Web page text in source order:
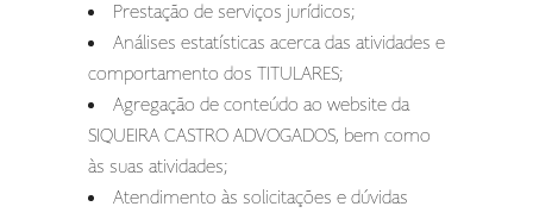
Prestação de serviços jurídicos;
Análises estatísticas acerca das atividades e
comportamento dos TITULARES;
Agregação de conteúdo ao website da
SIQUEIRA CASTRO ADVOGADOS, bem como
às suas atividades;
Atendimento às solicitações e dúvidas